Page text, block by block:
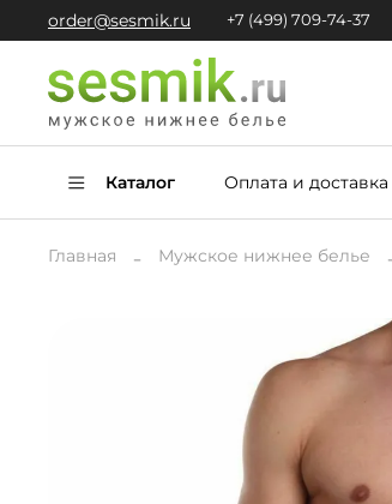
order@sesmik.ru +7 (499) 709-74-37
Каталог Оплата и доставка
Главная Мужское нижнее белье